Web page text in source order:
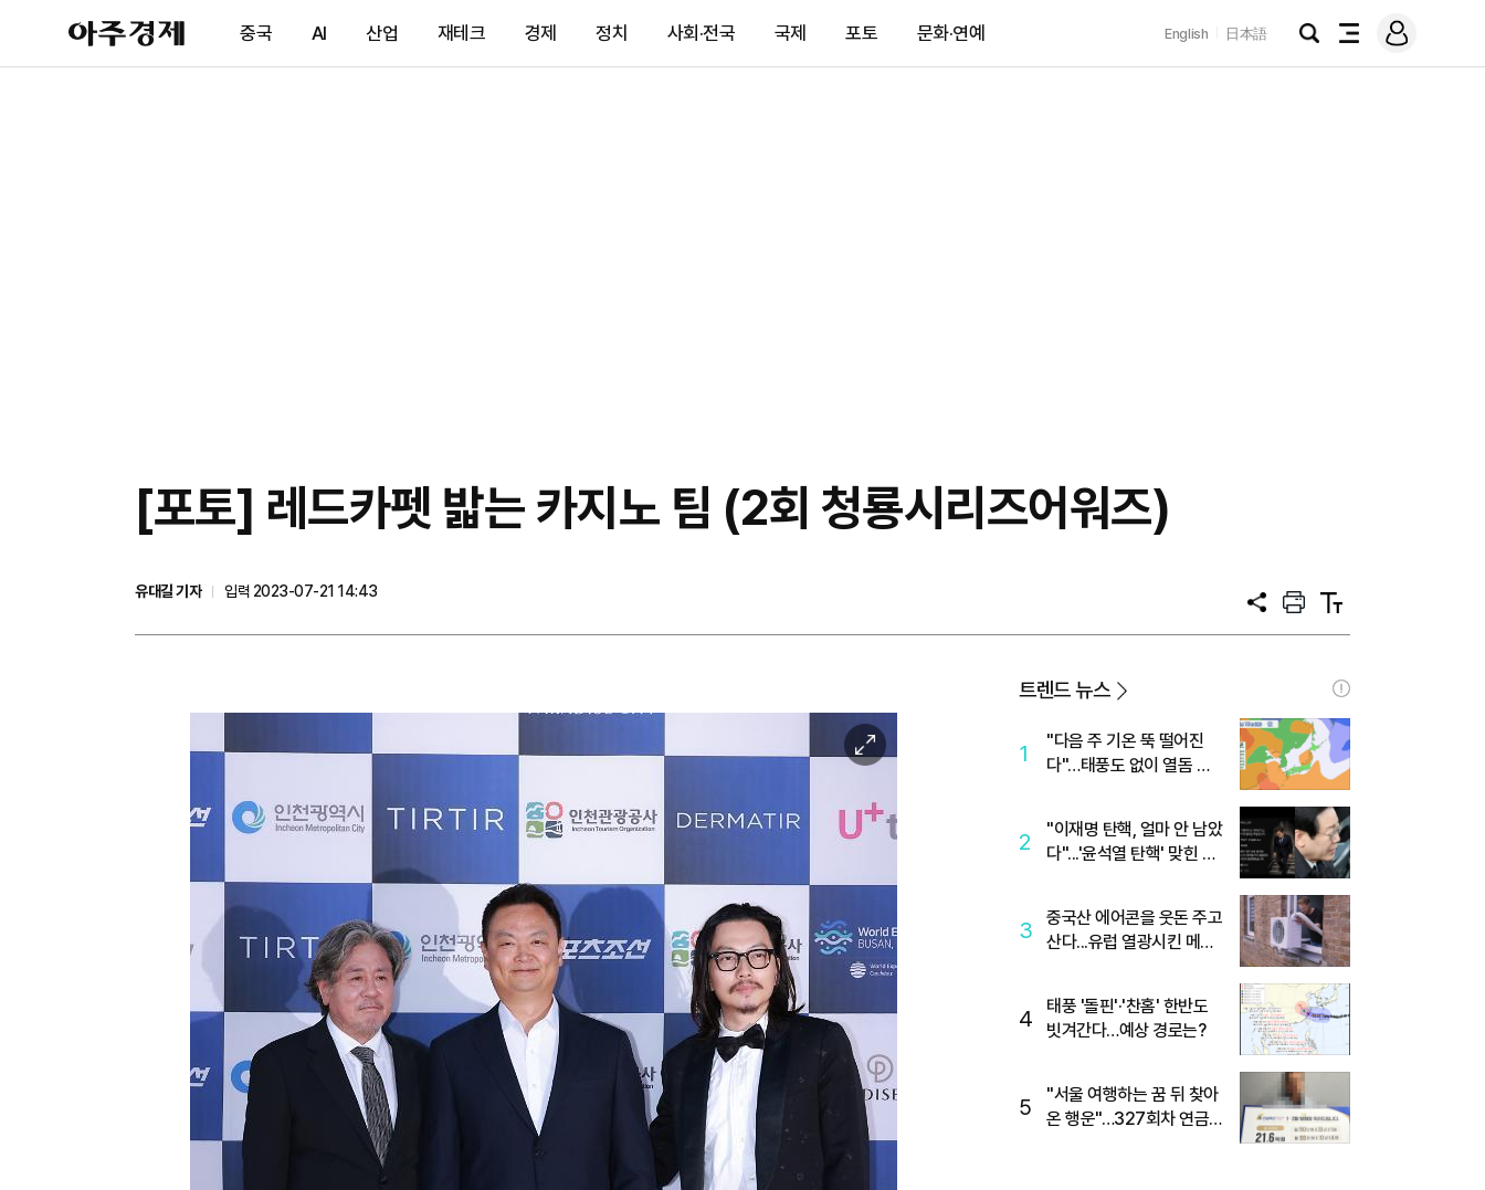
아
주
제
중국 AI 산업 재테크 경제 정치 사회·전국 국제 포토 문화·연예 English 日本語
검
전
메
그
[포토] 레드카펫 밟는 카지노 팀 (2회 청룡시리즈어워즈)
유대길 기자
입력 2023-07-21 14:43
공
프
트
텍
트
이
미
지
확
트렌드 뉴스
1
"다음 주 기온 뚝 떨어진
다"…태풍도 없이 열돔 박
2
"이재명 탄핵, 얼마 안 남았
다"...'윤석열 탄핵' 맞힌 무
3
중국산 에어콘을 웃돈 주고
산다...유럽 열광시킨 메이
4
태풍 '돌핀'·'찬홈' 한반도
빗겨간다…예상 경로는?
5
"서울 여행하는 꿈 뒤 찾아
온 행운"…327회차 연금